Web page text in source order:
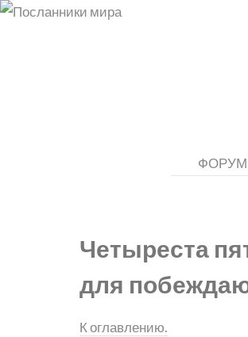
ФОРУМ
Четыреста
для
К оглавлению.